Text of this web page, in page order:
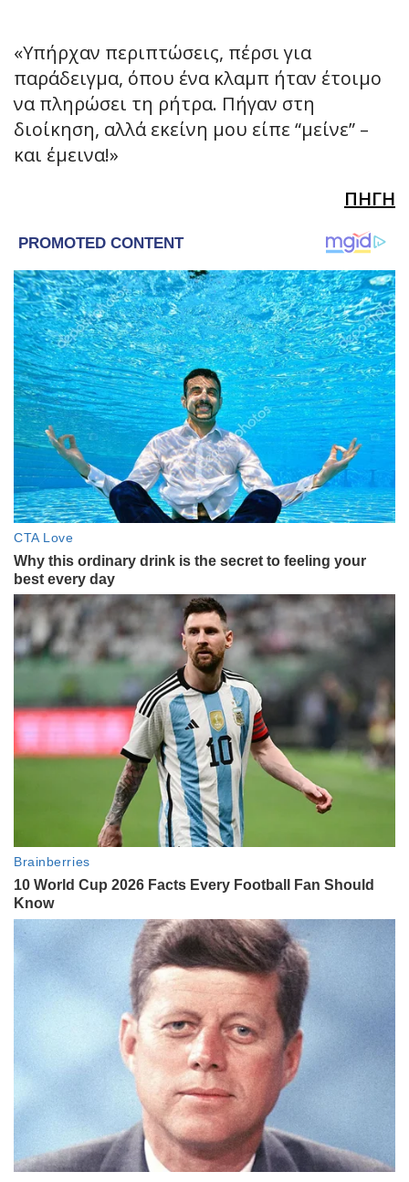
«Υπήρχαν περιπτώσεις, πέρσι για
παράδειγμα, όπου ένα κλαμπ ήταν έτοιμο
να πληρώσει τη ρήτρα. Πήγαν στη
διοίκηση, αλλά εκείνη μου είπε “μείνε” –
και έμεινα!»
ΠΗΓΗ